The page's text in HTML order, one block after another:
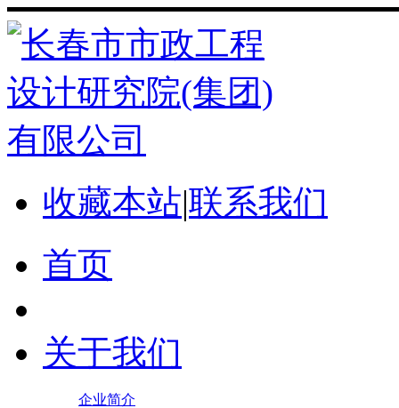
收藏本站|联系我们
首页
关于我们
企业简介